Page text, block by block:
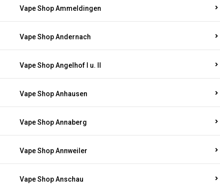
Vape Shop Ammeldingen
Vape Shop Andernach
Vape Shop Angelhof I u. II
Vape Shop Anhausen
Vape Shop Annaberg
Vape Shop Annweiler
Vape Shop Anschau